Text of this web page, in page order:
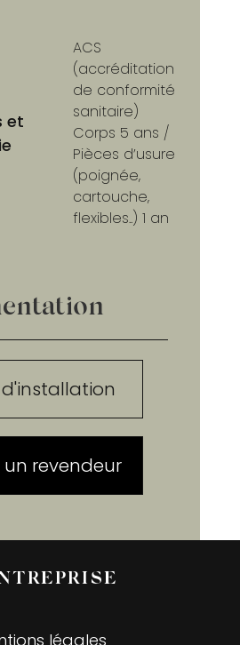
et
ACS
(accréditation
de conformité
sanitaire)
Corps 5 ans /
Pièces d’usure
(poignée,
cartouche,
flexibles..) 1 an
un revendeur
légales